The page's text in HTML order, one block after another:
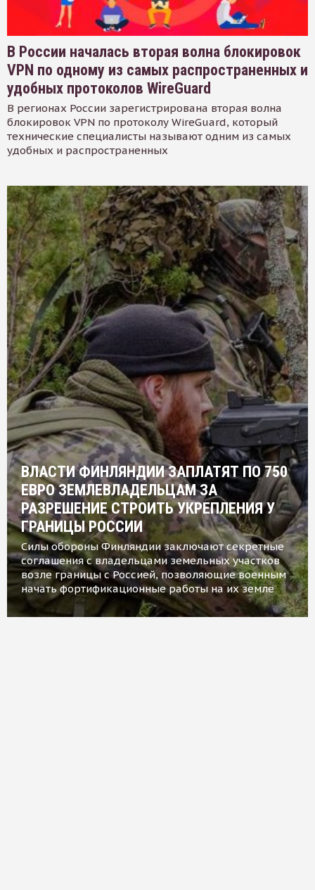
В России началась вторая волна блокировок
VPN по одному из самых распространенных и
удобных протоколов WireGuard
В регионах России зарегистрирована вторая волна
блокировок VPN по протоколу WireGuard, который
технические специалисты называют одним из самых
удобных и распространенных
ВЛАСТИ ФИНЛЯНДИИ ЗАПЛАТЯТ ПО 750
ЕВРО ЗЕМЛЕВЛАДЕЛЬЦАМ ЗА
РАЗРЕШЕНИЕ СТРОИТЬ УКРЕПЛЕНИЯ У
ГРАНИЦЫ РОССИИ
Силы обороны Финляндии заключают секретные
соглашения с владельцами земельных участков
возле границы с Россией, позволяющие военным
начать фортификационные работы на их земле